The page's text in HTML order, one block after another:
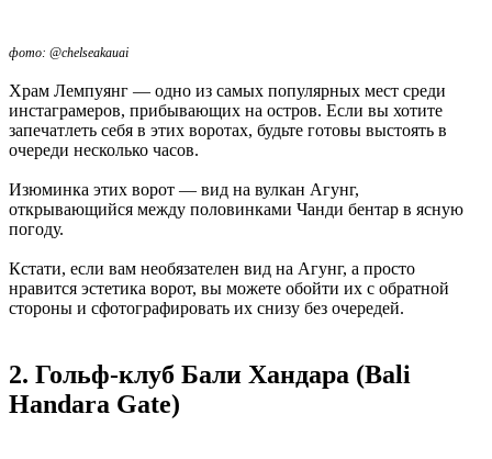
фото: @chelseakauai
Храм Лемпуянг — одно из самых популярных мест среди
инстаграмеров, прибывающих на остров. Если вы хотите
запечатлеть себя в этих воротах, будьте готовы выстоять в
очереди несколько часов.
Изюминка этих ворот — вид на вулкан Агунг,
открывающийся между половинками Чанди бентар в ясную
погоду.
Кстати, если вам необязателен вид на Агунг, а просто
нравится эстетика ворот, вы можете обойти их с обратной
стороны и сфотографировать их снизу без очередей.
2. Гольф-клуб Бали Хандара (Bali
Handara Gate)